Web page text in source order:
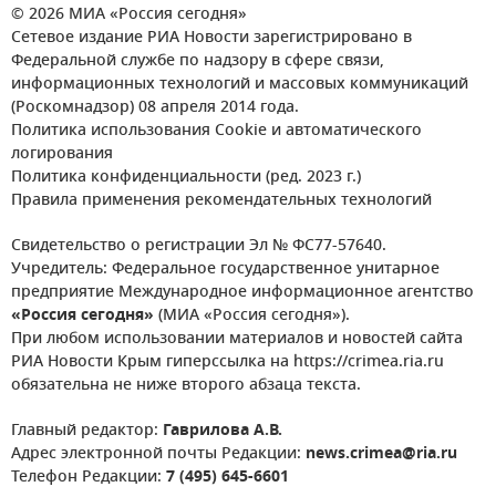
© 2026 МИА «Россия сегодня»
Сетевое издание РИА Новости зарегистрировано в
Федеральной службе по надзору в сфере связи,
информационных технологий и массовых коммуникаций
(Роскомнадзор) 08 апреля 2014 года.
Политика использования Cookie и автоматического
логирования
Политика конфиденциальности (ред. 2023 г.)
Правила применения рекомендательных технологий
Свидетельство о регистрации Эл № ФС77-57640.
Учредитель: Федеральное государственное унитарное
предприятие Международное информационное агентство
«Россия сегодня» (МИА «Россия сегодня»).
При любом использовании материалов и новостей сайта
РИА Новости Крым гиперссылка на https://crimea.ria.ru
обязательна не ниже второго абзаца текста.
Главный редактор: Гаврилова А.В.
Адрес электронной почты Редакции: news.crimea@ria.ru
Телефон Редакции: 7 (495) 645-6601